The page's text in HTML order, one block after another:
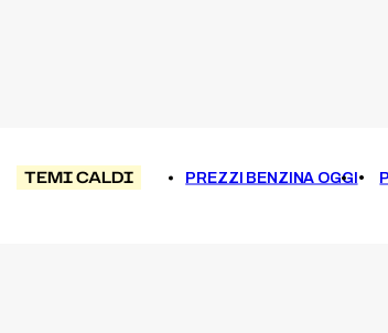
TEMI CALDI PREZZI BENZINA OGGI